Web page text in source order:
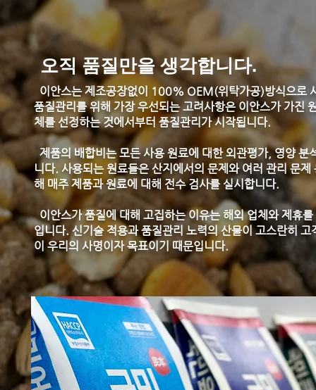
오직 품질만을 생각합니다.
이안스는 제조공장없이 100% OEM(위탁가공)방식으로
품질관리를 위해 가장 우선되는 고려사항은 이안스가 가진
체를 선정하는 것에서부터 품질관리가 시작됩니다.
제품의 배합비는 모든 사용 원료에 대한 외관평가, 영양 분
니다. 사용되는 원료들은 산지에서의 문제와 여러 관리 문
해 매주 제품과 원료에 대해 전수 검사를 실시합니다.
이안스가 품질에 대해 고집하는 이유는 해외 업체와 제휴
입니다. 신기술 적용과 품질관리 노력의 산물이 고스란히
이 우리의 사명이자 목표이기 때문입니다.